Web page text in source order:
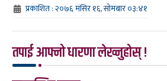
प्रकाशित : २०७६ मंसिर १६, सोमबार ०३:४१
तपाई आफ्नो धारणा लेख्नुहोस् !